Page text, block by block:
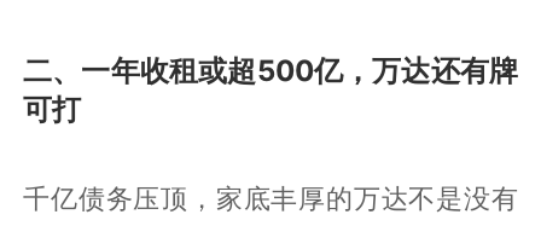
二、一年收租或超500亿，万达还有牌
可打
千亿债务压顶，家底丰厚的万达不是没有